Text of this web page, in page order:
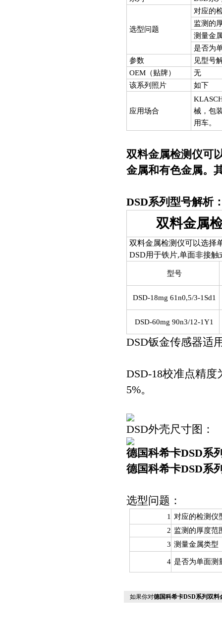
选型问题
对应的
监测的
测量金
是否为
参数
见型号
OEM （贴牌）
无
该系列照片
如下
应用场合
械，包
用车。
双料金属检测仪可
金属和有色金属。
DSD系列型号解析
双料金属
双料金属检测仪可以选择
DSD用于铁片,单面非接触
型号
DSD-18mg 61n0,5/3-1Sd1
DSD-60mg 90n3/12-1Y1
DSD钣金传感器适
DSD-18校准点精度
5%。
DSD外壳尺寸图：
德国科希卡DSD系
德国科希卡DSD系
选型问题：
1
对应的检测仪
2 监测的厚度范
3 测量金属类型
4 是否为单面测
如果你对德国科希卡DSD系列双料